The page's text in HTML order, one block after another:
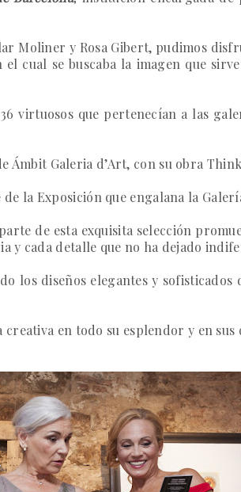
Moliner y Rosa Gibert, pudimos
cual se buscaba la imagen que
virtuosos que pertenecían a las
Ámbit Galeria d’Art, con su obra
la Exposición que engalana la
de esta exquisita selección
y cada detalle que no ha dejado
los diseños elegantes y
en todo su esplendor y en sus